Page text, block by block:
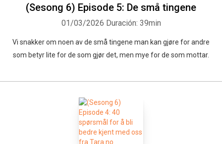
(Sesong 6) Episode 5: De små tingene
01/03/2026 Duración: 39min
Vi snakker om noen av de små tingene man kan gjøre for andre
som betyr lite for de som gjør det, men mye for de som mottar.